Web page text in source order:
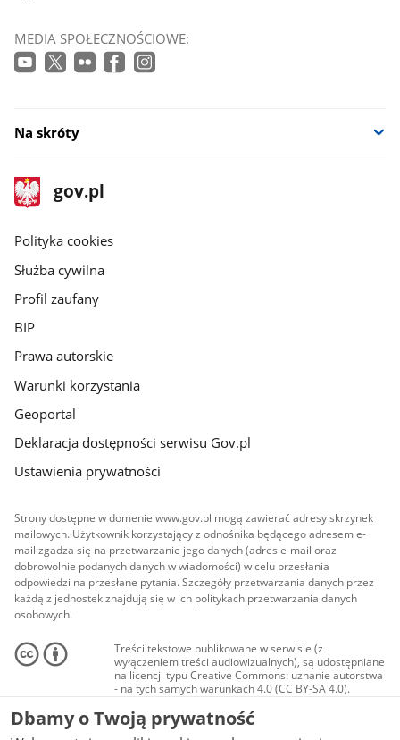
MEDIA SPOŁECZNOŚCIOWE:
Na skróty
stopka
gov.pl
Strona
gov.pl
gov.pl
Polityka cookies
Służba cywilna
Profil zaufany
BIP
Prawa autorskie
Warunki korzystania
Geoportal
Deklaracja dostępności serwisu Gov.pl
Ustawienia prywatności
Strony dostępne w domenie www.gov.pl mogą zawierać adresy skrzynek
mailowych. Użytkownik korzystający z odnośnika będącego adresem e-
mail zgadza się na przetwarzanie jego danych (adres e-mail oraz
dobrowolnie podanych danych w wiadomości) w celu przesłania
odpowiedzi na przesłane pytania. Szczegóły przetwarzania danych przez
każdą z jednostek znajdują się w ich politykach przetwarzania danych
osobowych.
Treści tekstowe publikowane w serwisie (z
wyłączeniem treści audiowizualnych), są udostępniane
na licencji typu Creative Commons: uznanie autorstwa
- na tych samych warunkach 4.0 (CC BY-SA 4.0).
Materiały audiowizualne, w tym zdjęcia, materiały
audio i wideo, są udostępniane na licencji typu
Creative Commons: uznanie autorstwa użycie
Dbamy o Twoją prywatność